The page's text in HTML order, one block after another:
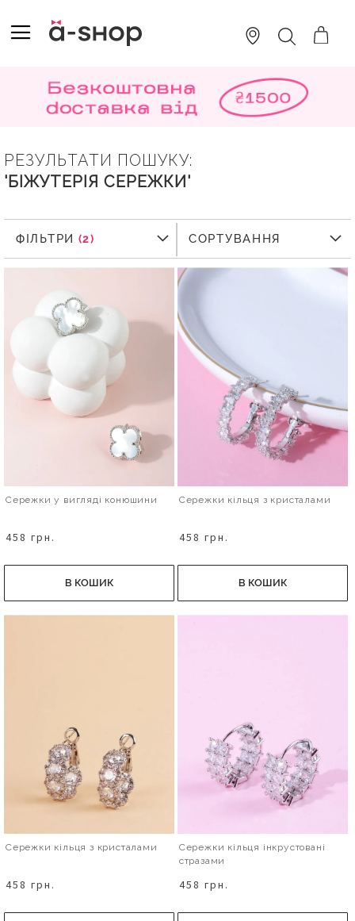
TO
CONTENT
ПОШУК
РЕЗУЛЬТАТИ ПОШУКУ:
'БІЖУТЕРІЯ СЕРЕЖКИ'
ФІЛЬТРИ
ФІЛЬТРИ СОРТУВАННЯ
Сережки у вигляді конюшини
458 грн.
В КОШИК
Сережки кільця з кристалами
458 грн.
В КОШИК
Сережки кільця з кристалами
458 грн.
Сережки кільця інкрустовані
стразами
458 грн.